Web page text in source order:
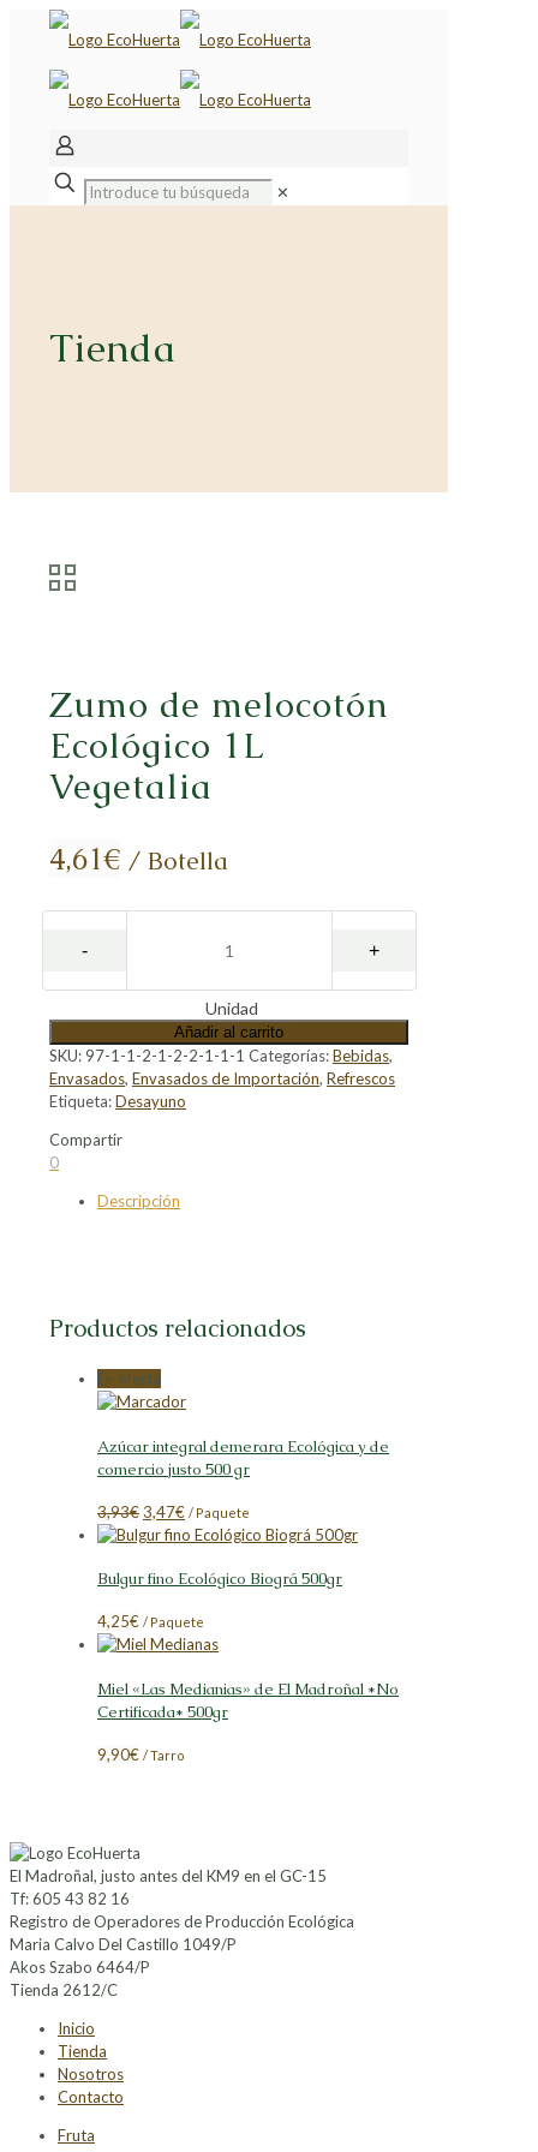
✕
Tienda
Zumo de melocotón
Ecológico 1L
Vegetalia
4,61€ / Botella
Unidad
Añadir al carrito
SKU: 97-1-1-2-1-2-2-1-1-1 Categorías:Bebidas,
Envasados, Envasados de Importación, Refrescos
Etiqueta:Desayuno
Compartir
Compartir
Facebook
Compartir
Compartir
LinkedIn
Compartir
Pinterest
0
Descripción
Productos relacionados
En oferta
Azúcar integral demerara Ecológica y de
comercio justo 500 gr
3,93€El
precio
era:
3,47€El
precio
es:
/ Paquete
Bulgur fino Ecológico Biográ 500gr
4,25€ / Paquete
Miel «Las Medianias» de El Madroñal *No
Certificada* 500gr
9,90€ / Tarro
El Madroñal, justo antes del KM9 en el GC-15
Tf: 605 43 82 16
Registro de Operadores de Producción Ecológica
Maria Calvo Del Castillo 1049/P
Akos Szabo 6464/P
Tienda 2612/C
Inicio
Tienda
Nosotros
Contacto
Fruta